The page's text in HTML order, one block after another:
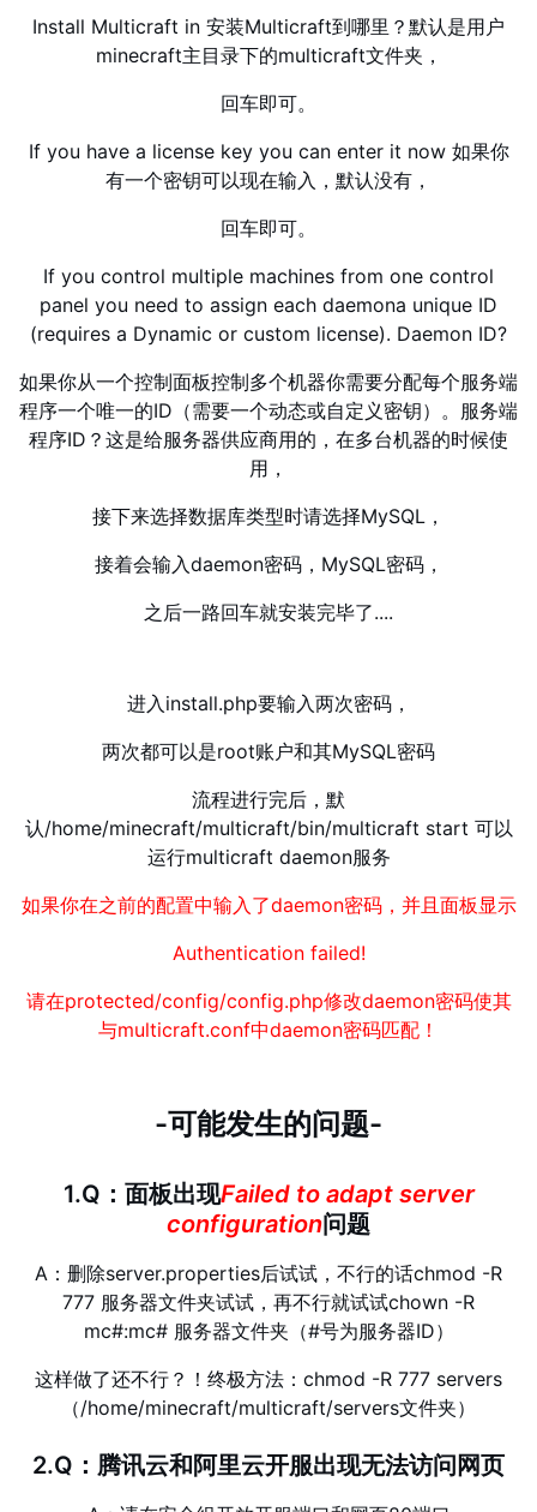
Install Multicraft in 安装Multicraft到哪里？默认是用户
minecraft主目录下的multicraft文件夹，
回车即可。
If you have a license key you can enter it now 如果你
有一个密钥可以现在输入，默认没有，
回车即可。
If you control multiple machines from one control
panel you need to assign each daemona unique ID
(requires a Dynamic or custom license). Daemon ID?
如果你从一个控制面板控制多个机器你需要分配每个服务端
程序一个唯一的ID（需要一个动态或自定义密钥）。服务端
程序ID？这是给服务器供应商用的，在多台机器的时候使
用，
接下来选择数据库类型时请选择MySQL，
接着会输入daemon密码，MySQL密码，
之后一路回车就安装完毕了....
进入install.php要输入两次密码，
两次都可以是root账户和其MySQL密码
流程进行完后，默
认/home/minecraft/multicraft/bin/multicraft start 可以
运行multicraft daemon服务
如果你在之前的配置中输入了daemon密码，并且面板显示
Authentication failed!
请在protected/config/config.php修改daemon密码使其
与multicraft.conf中daemon密码匹配！
-可能发生的问题-
1.Q：面板出现Failed to adaptserver
configuration问题
A：删除server.properties后试试，不行的话chmod -R
777 服务器文件夹试试，再不行就试试chown -R
mc#:mc# 服务器文件夹（#号为服务器ID）
这样做了还不行？！终极方法：chmod -R 777 servers
（/home/minecraft/multicraft/servers文件夹）
2.Q：腾讯云和阿里云开服出现无法访问网页